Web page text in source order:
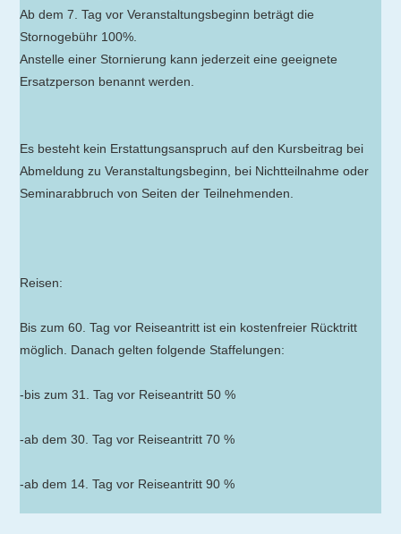
Ab dem 7. Tag vor Veranstaltungsbeginn beträgt die
Stornogebühr 100%.
Anstelle einer Stornierung kann jederzeit eine geeignete
Ersatzperson benannt werden.
Es besteht kein Erstattungsanspruch auf den Kursbeitrag bei
Abmeldung zu Veranstaltungsbeginn, bei Nichtteilnahme oder
Seminarabbruch von Seiten der Teilnehmenden.
Reisen:
Bis zum 60. Tag vor Reiseantritt ist ein kostenfreier Rücktritt
möglich. Danach gelten folgende Staffelungen:
-bis zum 31. Tag vor Reiseantritt 50 %
-ab dem 30. Tag vor Reiseantritt 70 %
-ab dem 14. Tag vor Reiseantritt 90 %